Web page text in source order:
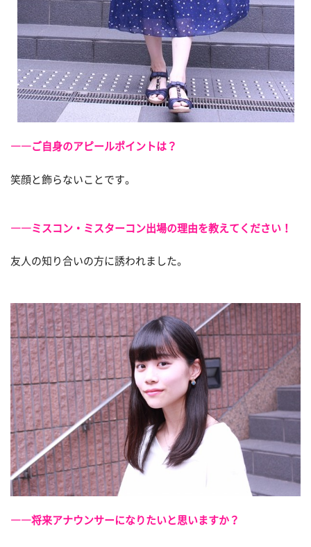
――ご自身のアピールポイントは？
笑顔と飾らないことです。
――ミスコン・ミスターコン出場の理由を教えてください！
友人の知り合いの方に誘われました。
――将来アナウンサーになりたいと思いますか？